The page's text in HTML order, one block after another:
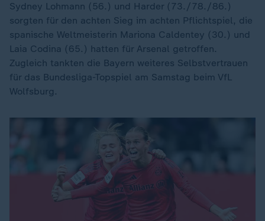
Sydney Lohmann (56.) und Harder (73./78./86.)
sorgten für den achten Sieg im achten Pflichtspiel, die
spanische Weltmeisterin Mariona Caldentey (30.) und
Laia Codina (65.) hatten für Arsenal getroffen.
Zugleich tankten die Bayern weiteres Selbstvertrauen
für das Bundesliga-Topspiel am Samstag beim VfL
Wolfsburg.